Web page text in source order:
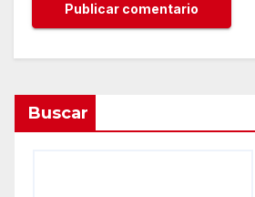
Buscar